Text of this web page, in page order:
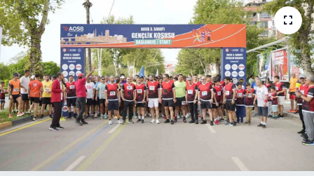
Spor
Yaşam
Yerel Yönetimler
Yurttan